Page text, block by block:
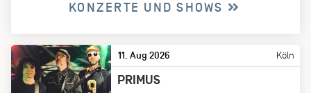
KONZERTE UND SHOWS
Köln
11. Aug 2026
PRIMUS